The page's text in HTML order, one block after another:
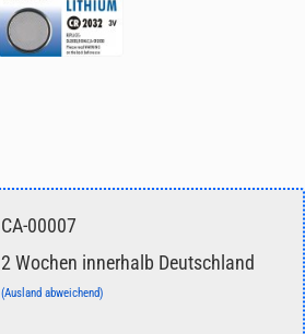
CA-00007
2 Wochen innerhalb Deutschland
(Ausland abweichend)